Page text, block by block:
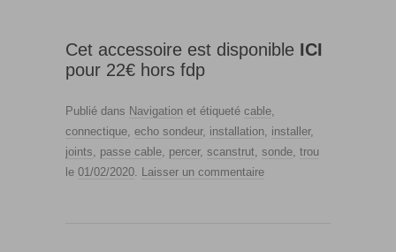
Cet accessoire est disponible ICI
pour 22€ hors fdp
Publié dans Navigation et étiqueté cable,
connectique, echo sondeur, installation, installer,
joints, passe cable, percer, scanstrut, sonde, trou
le 01/02/2020. Laisser un commentaire